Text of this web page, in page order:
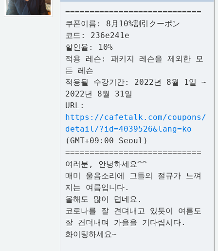
============================
쿠폰이름: 8月10%割引クーポン
코드: 236e241e
할인율: 10%
적용 레슨: 패키지 레슨을 제외한 모
든 레슨
적용될 수강기간: 2022년 8월 1일 ~
2022년 8월 31일
URL:
https://cafetalk.com/coupons/
detail/?id=4039526&lang=ko
(GMT+09:00 Seoul)
============================
여러분, 안녕하세요^^
매미 울음소리에 그들의 절규가 느껴
지는 여름입니다.
올해도 많이 덥네요.
코로나를 잘 견뎌내고 있듯이 여름도
잘 견뎌내며 가을을 기다립시다.
화이팅하세요~